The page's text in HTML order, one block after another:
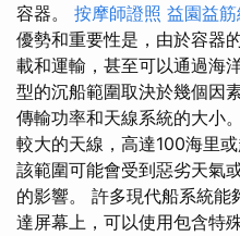
容器。 按摩師證照 益園益
優勢和重要性是，由於容器
載和運輸，甚至可以通過海
型的沉船範圍取決於幾個因
傳輸功率和天線系統的大小
較大的天線，高達100海里
該範圍可能會受到惡劣天氣
的影響。 許多現代船系統能
達屏幕上，可以使用包含特